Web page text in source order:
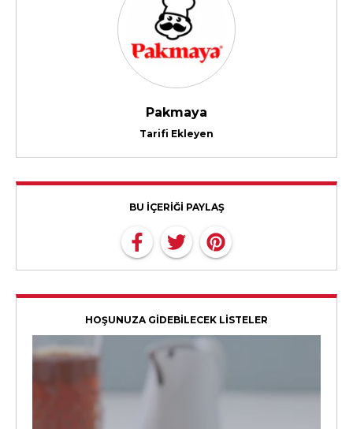
Pakmaya
Tarifi Ekleyen
BU İÇERİĞİ PAYLAŞ
HOŞUNUZA GİDEBİLECEK LİSTELER